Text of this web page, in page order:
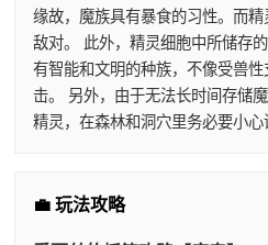
缘故，魔族具有暴食的习性。而
敌对。 此外，精灵细胞中所储存
有智能和文明的种族，不像受兽
击。 另外，由于无法长时间存储
精灵，在森林和洞穴里务必要小心
💼 玩法攻略